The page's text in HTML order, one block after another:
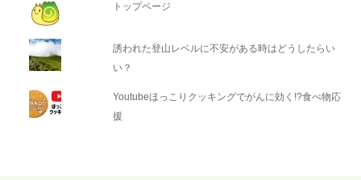
トップページ
誘われた登山レベルに不安がある時はどうしたらい
い？
Youtubeほっこりクッキングでがんに効く!?食べ物応
援